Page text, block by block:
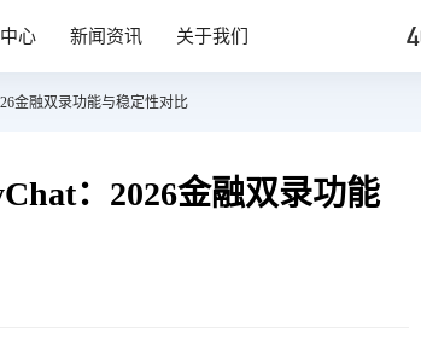
心 新闻资讯 关于我们
金融双录功能与稳定性对比
：2026金融双录功能